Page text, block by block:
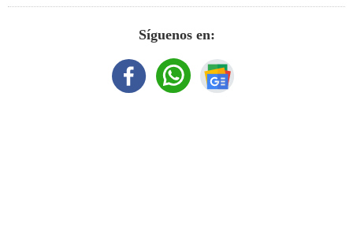
Síguenos en: